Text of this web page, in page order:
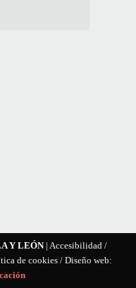
Y LEÓN| Accesibilidad /
de cookies/ Diseño web: